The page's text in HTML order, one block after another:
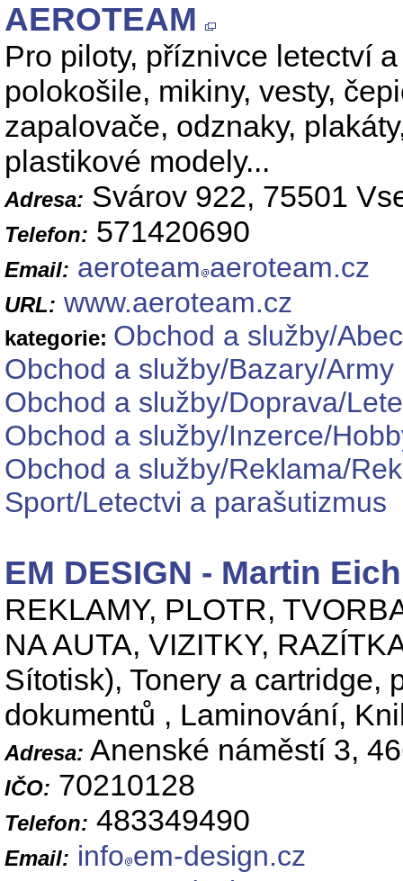
AEROTEAM
Pro piloty, příznivce letectví
polokošile, mikiny, vesty,
zapalovače, odznaky,
plastikové modely...
Adresa: Svárov 922, 75501
Telefon: 571420690
Email: aeroteam aeroteam.cz
URL: www.aeroteam.cz
kategorie: Obchod a služby/
Obchod a služby/Bazary/Army
Obchod a služby/Doprava/
Obchod a služby/Inzerce/
Obchod a služby/Reklama/
Sport/Letectvi a parašutizmus
EM DESIGN - Martin
REKLAMY, PLOTR,
NA AUTA, VIZITKY,
Sítotisk), Tonery a cartridge,
dokumentů , Laminování,
Adresa: Anenské náměstí 3,
IČO: 70210128
Telefon: 483349490
Email: info em-design.cz